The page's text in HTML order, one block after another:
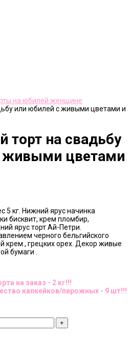
на юбилей женщине
или юбилей с живыми цветами и
торт на свадьбу
живыми цветами
5 кг. Нижний ярус начинка
бисквит, крем пломбир,
ярус торт Ай-Петри.
черного бельгийского
крем , грецких орех. Декор живые
бумаги .
на заказ - 2 кг!!!
капкейков/пирожных - 9 шт!!!